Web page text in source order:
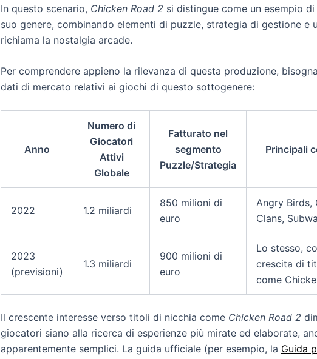
In questo scenario, Chicken Road 2 si distingue come un esempio di
suo genere, combinando elementi di puzzle, strategia di gestione e
richiama la nostalgia arcade.
Per comprendere appieno la rilevanza di questa produzione,
dati di mercato relativi ai giochi di questo sottogenere:
Anno
Numero di
Giocatori
Attivi
Globale
Fatturato nel
segmento
Puzzle/Strategia
Principali
2022 1.2 miliardi
850 milioni di
euro
Angry Birds,
Clans,
2023
(previsioni)
1.3 miliardi
900 milioni di
euro
Lo stesso,
crescita di
come
Il crescente interesse verso titoli di nicchia come Chicken Road 2
giocatori siano alla ricerca di esperienze più mirate ed elaborate,
apparentemente semplici. La guida ufficiale (per esempio, la Guida